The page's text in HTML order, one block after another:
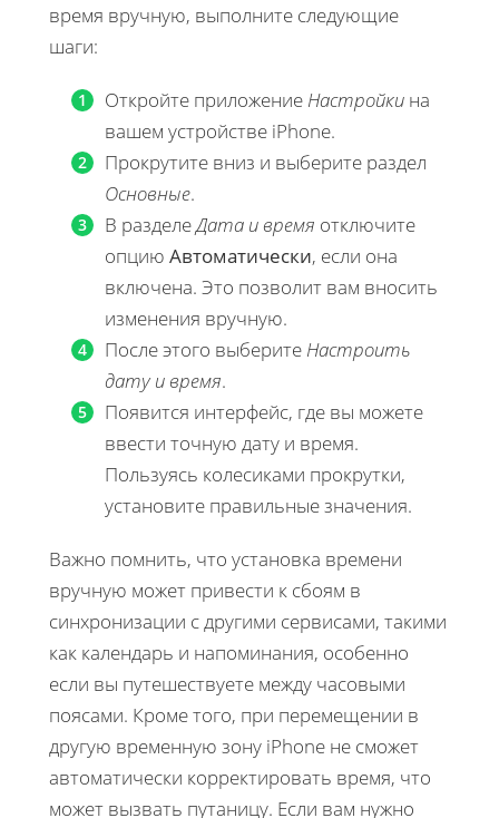
время вручную, выполните следующие
шаги:
Откройте приложение Настройки на
вашем устройстве iPhone.
Прокрутите вниз и выберите раздел
Основные.
В разделеДата и время отключите
опцию Автоматически, если она
включена. Это позволит вам вносить
изменения вручную.
После этого выберите Настроить
дату и время.
Появится интерфейс, где вы можете
ввести точную дату и время.
Пользуясь колесиками прокрутки,
установите правильные значения.
Важно помнить, что установка времени
вручную может привести к сбоям в
синхронизации с другими сервисами, такими
как календарь и напоминания, особенно
если вы путешествуете между часовыми
поясами. Кроме того, при перемещении в
другую временную зону iPhone не сможет
автоматически корректировать время, что
может вызвать путаницу. Если вам нужно